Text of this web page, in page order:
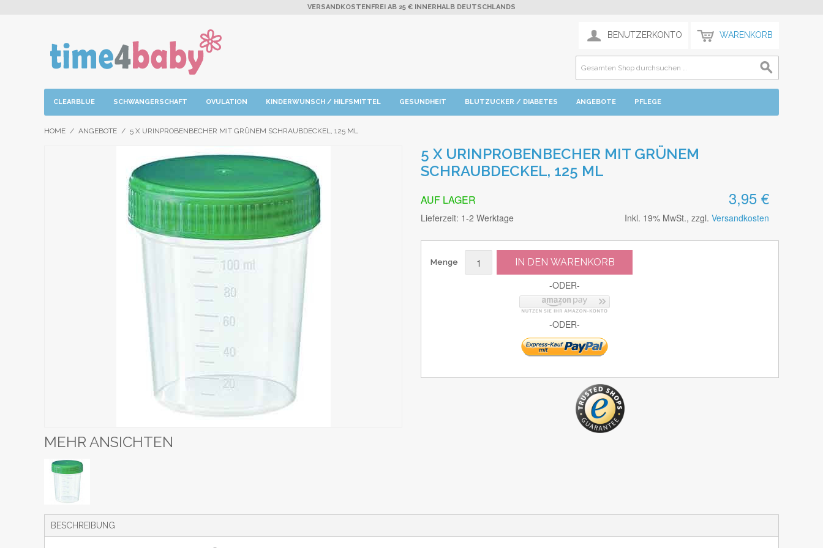
VERSANDKOSTENFREI AB 25 € INNERHALB DEUTSCHLANDS
BENUTZERKONTO WARENKORB
CLEARBLUE SCHWANGERSCHAFT OVULATION KINDERWUNSCH / HILFSMITTEL GESUNDHEIT BLUTZUCKER / DIABETES ANGEBOTE PFLEGE
HOME / ANGEBOTE / 5 X URINPROBENBECHER MIT GRÜNEM SCHRAUBDECKEL, 125 ML
MEHR ANSICHTEN
5 X URINPROBENBECHER MIT GRÜNEM
SCHRAUBDECKEL, 125 ML
3,95 €
Inkl. 19% MwSt., zzgl. Versandkosten
AUF LAGER
Lieferzeit: 1-2 Werktage
Menge IN DEN WARENKORB
-ODER-
-ODER-
BESCHREIBUNG